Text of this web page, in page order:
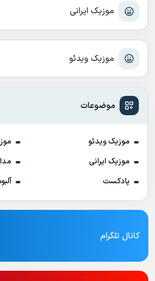
موزیک ایرانی
موزیک ویدئو
موضوعات
موزیک ویدئو
موزیک ایرانی
پادکست
کانال تلگرام